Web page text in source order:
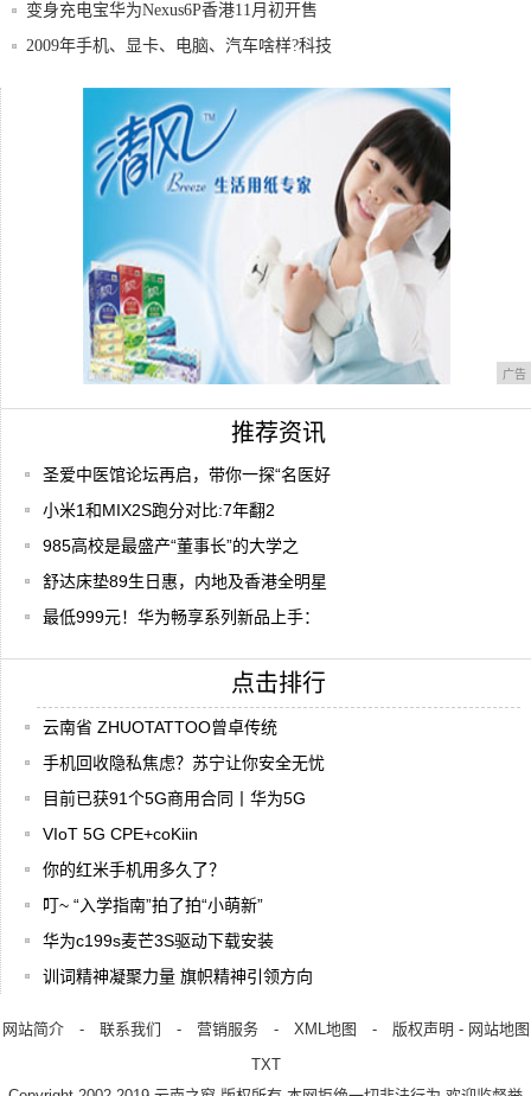
变身充电宝华为Nexus6P香港11月初开售
2009年手机、显卡、电脑、汽车啥样?科技
985高校是最盛产“董事长”的大学之一!
广告
推荐资讯
圣爱中医馆论坛再启，带你一探“名医好
小米1和MIX2S跑分对比:7年翻2
985高校是最盛产“董事长”的大学之
舒达床垫89生日惠，内地及香港全明星
最低999元！华为畅享系列新品上手：
点击排行
云南省 ZHUOTATTOO曾卓传统
手机回收隐私焦虑？苏宁让你安全无忧
目前已获91个5G商用合同丨华为5G
VIoT 5G CPE+coKiin
你的红米手机用多久了？
叮~ “入学指南”拍了拍“小萌新”
华为c199s麦芒3S驱动下载安装
训词精神凝聚力量 旗帜精神引领方向
网站简介- 联系我们 - 营销服务- XML地图 - 版权声明 - 网站地图
TXT